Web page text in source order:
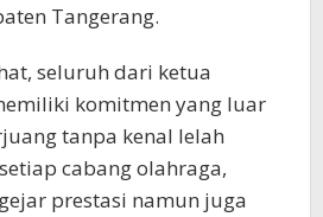
Tangerang.
seluruh dari ketua
komitmen yang luar
tanpa kenal lelah
cabang olahraga,
prestasi namun juga